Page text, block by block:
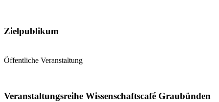
Zielpublikum
Öffentliche Veranstaltung
Veranstaltungsreihe Wissenschaftscafé Graubünden